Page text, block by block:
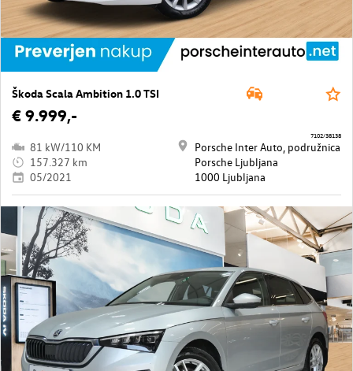
Škoda Scala Ambition 1.0 TSI
€ 9.999,-
81 kW/110 KM
157.327 km
05/2021
Porsche Inter Auto, podružnica
Porsche Ljubljana
1000 Ljubljana
7102/38138